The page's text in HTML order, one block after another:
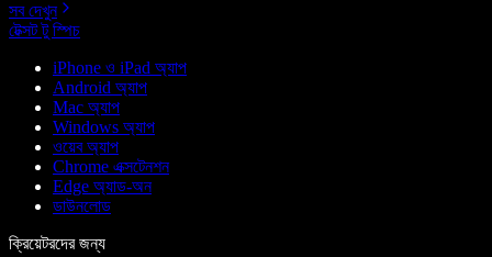
সব দেখুন
টেক্সট টু স্পিচ
iPhone ও iPad অ্যাপ
Android অ্যাপ
Mac অ্যাপ
Windows অ্যাপ
ওয়েব অ্যাপ
Chrome এক্সটেনশন
Edge অ্যাড-অন
ডাউনলোড
ক্রিয়েটরদের জন্য